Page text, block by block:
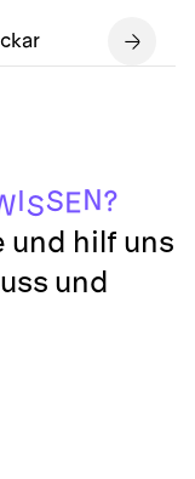
SSEN?
und hilf uns
und